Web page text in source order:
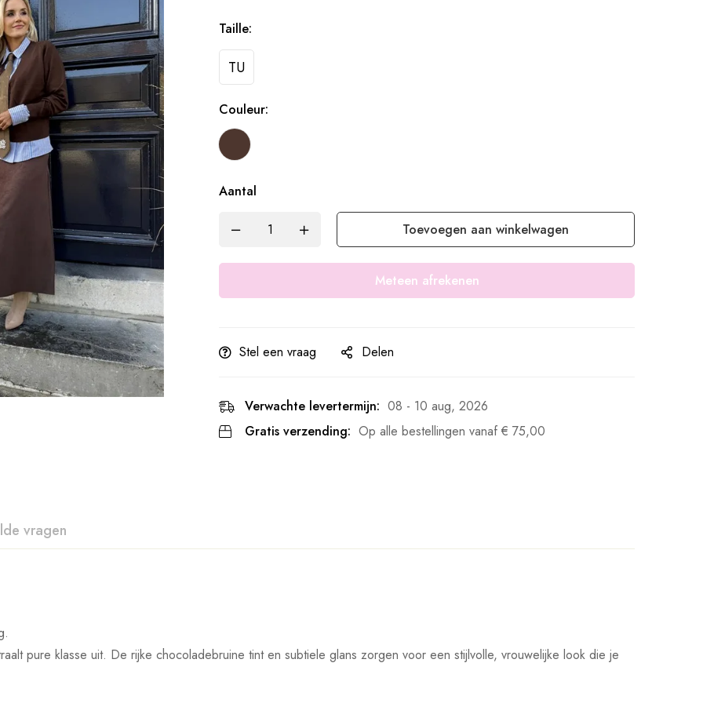
Taille:
TU
Couleur:
Aantal
Toevoegen aan winkelwagen
Meteen afrekenen
Stel een vraag Delen
Verwachte levertermijn: 08 - 10 aug, 2026
Gratis verzending: Op alle bestellingen vanaf € 75,00
vragen
pure klasse uit. De rijke chocoladebruine tint en subtiele glans zorgen voor een stijlvolle, vrouwelijke look die je